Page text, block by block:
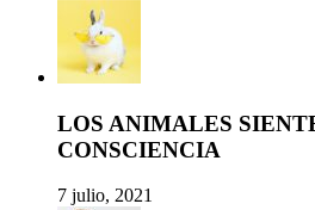
LOS ANIMALES
CONSCIENCIA
7 julio, 2021